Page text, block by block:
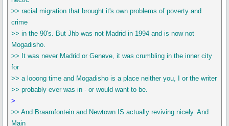
>> racial migration that brought it's own problems of poverty and
crime
>> in the 90's. But Jhb was not Madrid in 1994 and is now not
Mogadisho.
>> It was never Madrid or Geneve, it was crumbling in the inner city
for
>> a looong time and Mogadisho is a place neither you, I or the writer
>> probably ever was in - or would want to be.
>
>> And Braamfontein and Newtown IS actually reviving nicely. And
Main